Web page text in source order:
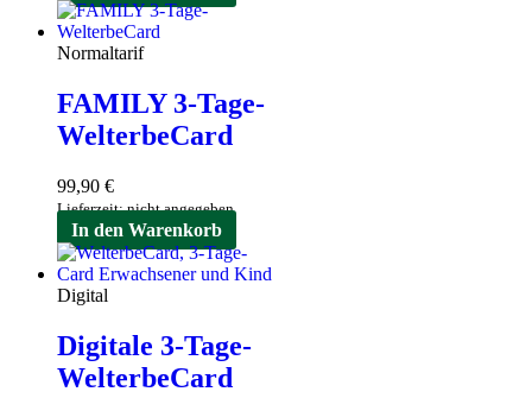
Normaltarif
FAMILY 3-Tage-
WelterbeCard
99,90 €
Lieferzeit: nicht angegeben
In den Warenkorb
Digital
Digitale 3-Tage-
WelterbeCard